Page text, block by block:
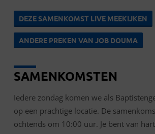
DEZE SAMENKOMST LIVE MEEKIJKEN
ANDERE PREKEN VAN JOB DOUMA
SAMENKOMSTEN
Iedere zondag komen we als
op een prachtige locatie. De
ochtends om 10:00 uur. Je bent van